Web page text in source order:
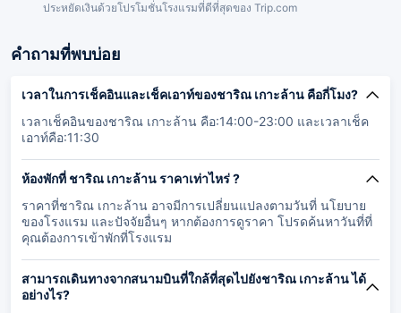
ประหยัดเงินด้วยโปรโมชั่นโรงแรมที่ดีที่สุดของ Trip.com
คำถามที่พบบ่อย
เวลาในการเช็คอินและเช็คเอาท์ของชาริณ เกาะล้าน คือกี่โมง?
เวลาเช็คอินของชาริณ เกาะล้าน คือ:14:00-23:00 และเวลาเช็ค
เอาท์คือ:11:30
ห้องพักที่ ชาริณ เกาะล้าน ราคาเท่าไหร่ ?
ราคาที่ชาริณ เกาะล้าน อาจมีการเปลี่ยนแปลงตามวันที่ นโยบาย
ของโรงแรม และปัจจัยอื่นๆ หากต้องการดูราคา โปรดค้นหาวันที่ที่
คุณต้องการเข้าพักที่โรงแรม
สามารถเดินทางจากสนามบินที่ใกล้ที่สุดไปยังชาริณ เกาะล้าน ได้
อย่างไร?